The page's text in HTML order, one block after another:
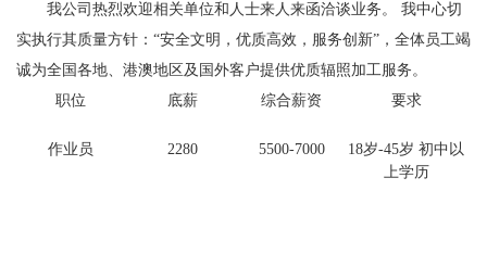
我公司热烈欢迎相关单位和人士来人来函洽谈业务。 我中心切
实执行其质量方针：“安全文明，优质高效，服务创新”，全体员工竭
诚为全国各地、港澳地区及国外客户提供优质辐照加工服务。
职位
底薪 综合薪资 要求
作业员 2280 5500-7000
18岁-45岁 初中以
上学历